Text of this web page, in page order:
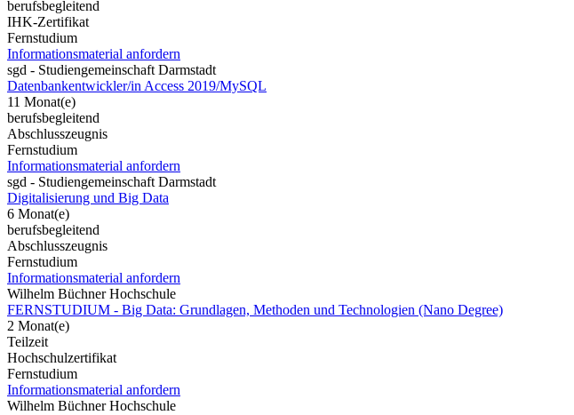
berufsbegleitend
IHK-Zertifikat
Fernstudium
Informationsmaterial anfordern
sgd - Studiengemeinschaft Darmstadt
Datenbankentwickler/in Access 2019/MySQL
11 Monat(e)
berufsbegleitend
Abschlusszeugnis
Fernstudium
Informationsmaterial anfordern
sgd - Studiengemeinschaft Darmstadt
Digitalisierung und Big Data
6 Monat(e)
berufsbegleitend
Abschlusszeugnis
Fernstudium
Informationsmaterial anfordern
Wilhelm Büchner Hochschule
FERNSTUDIUM - Big Data: Grundlagen, Methoden und Technologien (Nano Degree)
2 Monat(e)
Teilzeit
Hochschulzertifikat
Fernstudium
Informationsmaterial anfordern
Wilhelm Büchner Hochschule